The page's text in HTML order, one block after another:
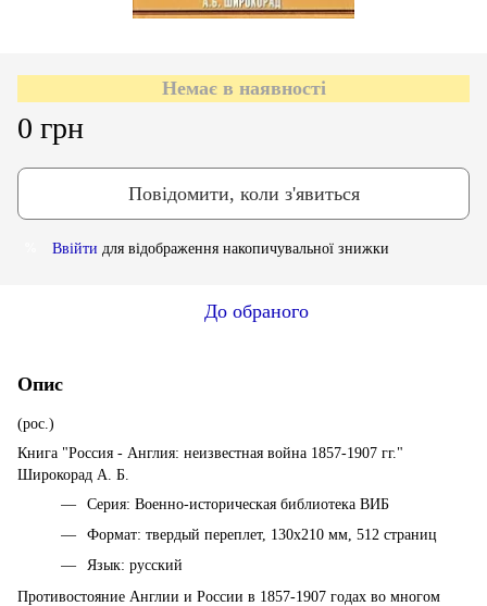
Немає в наявності
0 грн
Повідомити, коли з'явиться
Ввійти для відображення накопичувальної знижки
До обраного
Опис
(рос.)
Книга "Россия - Англия: неизвестная война 1857-1907 гг."
Широкорад А. Б.
Серия: Военно-историческая библиотека ВИБ
Формат: твердый переплет, 130х210 мм, 512 страниц
Язык: русский
Противостояние Англии и России в 1857-1907 годах во многом